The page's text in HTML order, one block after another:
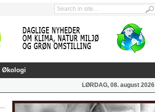
Økologi
LØRDAG, 08. august 2026